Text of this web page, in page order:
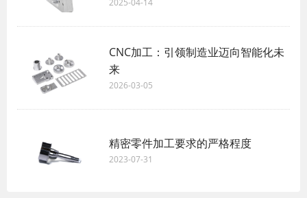
CNC加工：引领制造业迈向智能化未
来
2026-03-05
精密零件加工要求的严格程度
2023-07-31